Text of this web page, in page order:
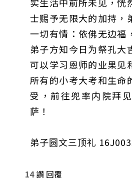
士赐予无限大的加持，
一切有情：依佛无边福
弟子方知今日为祭孔大
可以学习恩师的业果见
所有的小考大考和生命
受，前往兜率内院拜
萨！
弟子圆文三顶礼
14 讚 回覆